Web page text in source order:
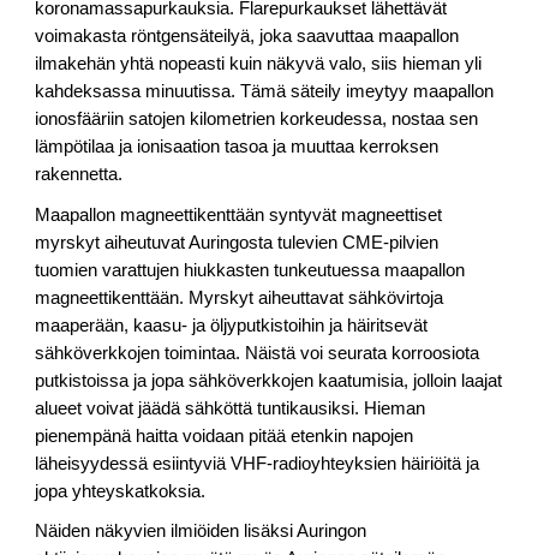
koronamassapurkauksia. Flarepurkaukset lähettävät
voimakasta röntgensäteilyä, joka saavuttaa maapallon
ilmakehän yhtä nopeasti kuin näkyvä valo, siis hieman yli
kahdeksassa minuutissa. Tämä säteily imeytyy maapallon
ionosfääriin satojen kilometrien korkeudessa, nostaa sen
lämpötilaa ja ionisaation tasoa ja muuttaa kerroksen
rakennetta.
Maapallon magneettikenttään syntyvät magneettiset
myrskyt aiheutuvat Auringosta tulevien CME-pilvien
tuomien varattujen hiukkasten tunkeutuessa maapallon
magneettikenttään. Myrskyt aiheuttavat sähkövirtoja
maaperään, kaasu- ja öljyputkistoihin ja häiritsevät
sähköverkkojen toimintaa. Näistä voi seurata korroosiota
putkistoissa ja jopa sähköverkkojen kaatumisia, jolloin laajat
alueet voivat jäädä sähköttä tuntikausiksi. Hieman
pienempänä haitta voidaan pitää etenkin napojen
läheisyydessä esiintyviä VHF-radioyhteyksien häiriöitä ja
jopa yhteyskatkoksia.
Näiden näkyvien ilmiöiden lisäksi Auringon